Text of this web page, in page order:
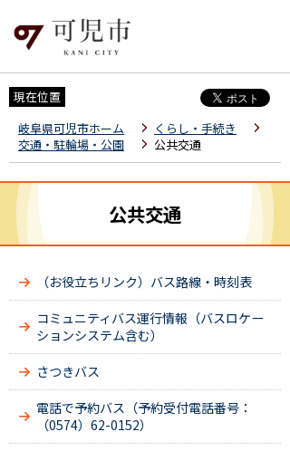
現在位置
岐阜県可児市ホーム
くらし・手続き
交通・駐輪場・公園
公共交通
公共交通
（お役立ちリンク）バス路線・時刻表
コミュニティバス運行情報（バスロケー
ションシステム含む）
さつきバス
電話で予約バス（予約受付電話番号：
（0574）62-0152）